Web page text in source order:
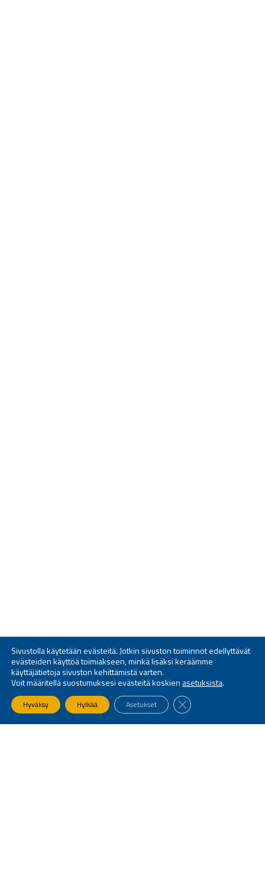
Sivustolla käytetään evästeitä. Jotkin sivuston toiminnot edellyttävät
evästeiden käyttöä toimiakseen, minkä lisäksi keräämme
käyttäjätietoja sivuston kehittämistä varten.
Voit määritellä suostumuksesi evästeitä koskien asetuksista.
Hyväksy Hylkää Asetukset SULJE